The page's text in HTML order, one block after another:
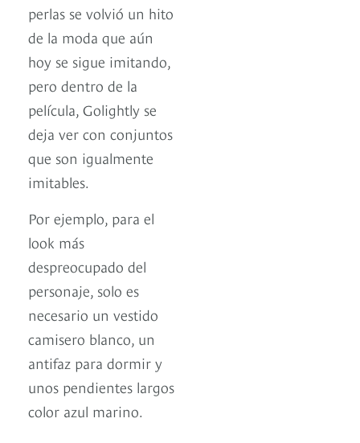
perlas se volvió un hito
de la moda que aún
hoy se sigue imitando,
pero dentro de la
película, Golightly se
deja ver con conjuntos
que son igualmente
imitables.
Por ejemplo, para el
look más
despreocupado del
personaje, solo es
necesario un vestido
camisero blanco, un
antifaz para dormir y
unos pendientes largos
color azul marino.